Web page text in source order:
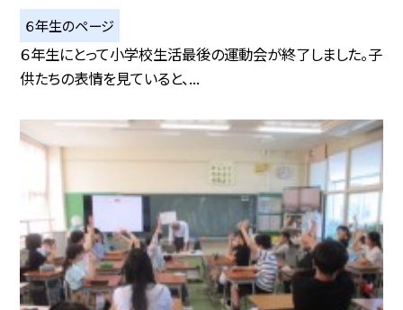
６年生のページ
６年生にとって小学校生活最後の運動会が終了しました。子
供たちの表情を見ていると、...